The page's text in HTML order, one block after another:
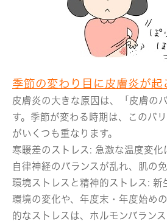
季節の変わり目に皮膚炎が起
皮膚炎の大きな原因は、「皮膚の
す。季節が変わる時期は、このバ
がいくつも重なります。
寒暖差のストレス: 急激な温度変化
自律神経のバランスが乱れ、肌の
環境ストレスと精神的ストレス : 新
環境の変化や、年度末・年度始め
的なストレスは、ホルモンバラン